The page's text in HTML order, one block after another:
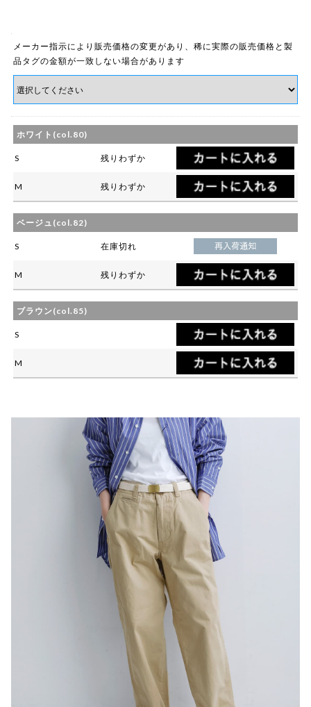
メーカー指示により販売価格の変更があり、稀に実際の販売価格と製
品タグの金額が一致しない場合があります
ホワイト(col.80)
S 残りわずか
M 残りわずか
ベージュ(col.82)
S 在庫切れ
M 残りわずか
ブラウン(col.85)
S
M